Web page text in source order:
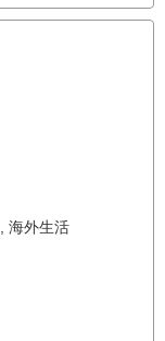
, 海外生活